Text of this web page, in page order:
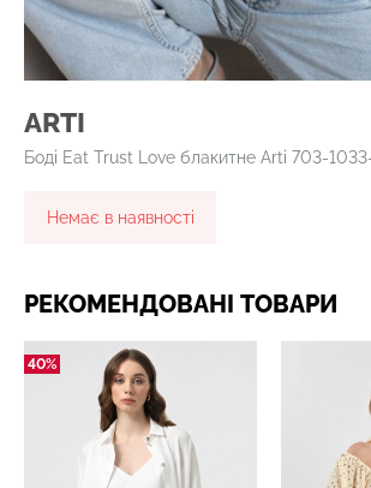
ARTI
Боді Eat Trust Love блакитне Arti 703-
Немає в наявності
РЕКОМЕНДОВАНІ ТОВАРИ
40%